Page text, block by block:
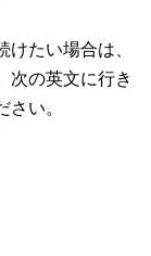
たい場合は、
次の英文に行き
い。